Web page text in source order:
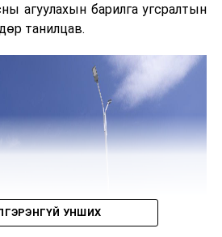
агуулахын барилга угсралтын
танилцав.
УНШИХ